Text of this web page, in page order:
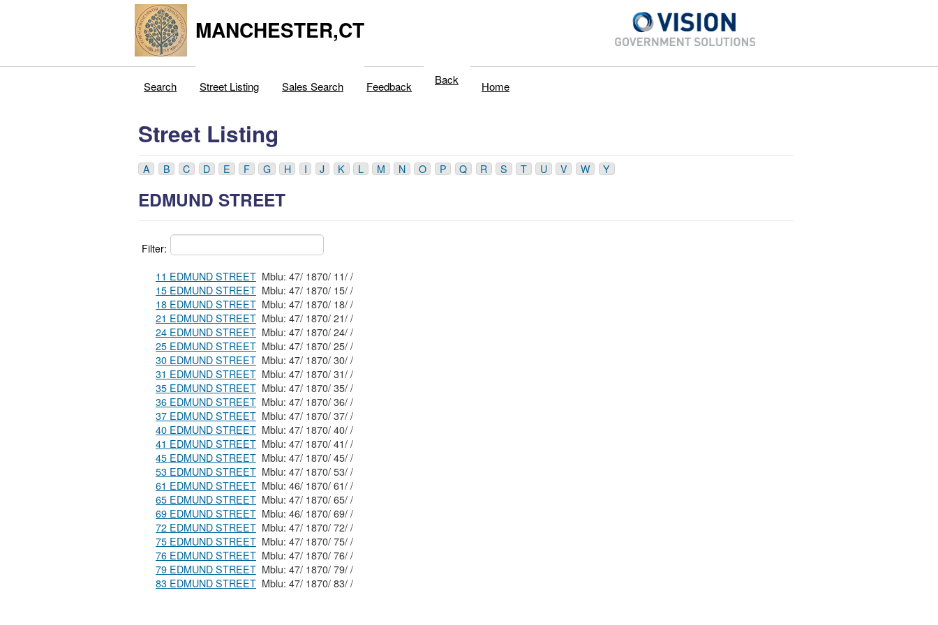
MANCHESTER,CT
Search Street Listing Sales Search Feedback Back Home
Street Listing
A B C D E F G H I J K L M N O P Q R S T U V W Y
EDMUND STREET
Filter:
11 EDMUND STREET
Mblu: 47/ 1870/ 11/ /
15 EDMUND STREET
Mblu: 47/ 1870/ 15/ /
18 EDMUND STREET
Mblu: 47/ 1870/ 18/ /
21 EDMUND STREET
Mblu: 47/ 1870/ 21/ /
24 EDMUND STREET
Mblu: 47/ 1870/ 24/ /
25 EDMUND STREET
Mblu: 47/ 1870/ 25/ /
30 EDMUND STREET
Mblu: 47/ 1870/ 30/ /
31 EDMUND STREET
Mblu: 47/ 1870/ 31/ /
35 EDMUND STREET
Mblu: 47/ 1870/ 35/ /
36 EDMUND STREET
Mblu: 47/ 1870/ 36/ /
37 EDMUND STREET
Mblu: 47/ 1870/ 37/ /
40 EDMUND STREET
Mblu: 47/ 1870/ 40/ /
41 EDMUND STREET
Mblu: 47/ 1870/ 41/ /
45 EDMUND STREET
Mblu: 47/ 1870/ 45/ /
53 EDMUND STREET
Mblu: 47/ 1870/ 53/ /
61 EDMUND STREET
Mblu: 46/ 1870/ 61/ /
65 EDMUND STREET
Mblu: 47/ 1870/ 65/ /
69 EDMUND STREET
Mblu: 46/ 1870/ 69/ /
72 EDMUND STREET
Mblu: 47/ 1870/ 72/ /
75 EDMUND STREET
Mblu: 47/ 1870/ 75/ /
76 EDMUND STREET
Mblu: 47/ 1870/ 76/ /
79 EDMUND STREET
Mblu: 47/ 1870/ 79/ /
83 EDMUND STREET
Mblu: 47/ 1870/ 83/ /